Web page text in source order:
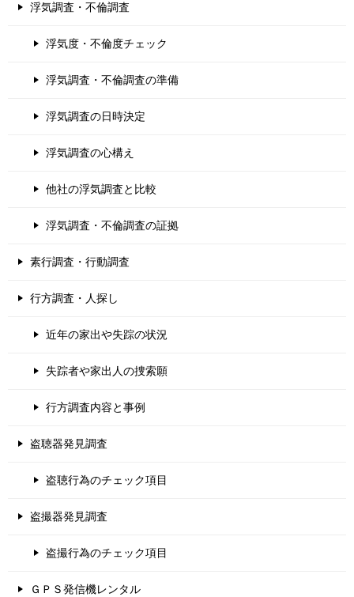
浮気調査・不倫調査
浮気度・不倫度チェック
浮気調査・不倫調査の準備
浮気調査の日時決定
浮気調査の心構え
他社の浮気調査と比較
浮気調査・不倫調査の証拠
素行調査・行動調査
行方調査・人探し
近年の家出や失踪の状況
失踪者や家出人の捜索願
行方調査内容と事例
盗聴器発見調査
盗聴行為のチェック項目
盗撮器発見調査
盗撮行為のチェック項目
ＧＰＳ発信機レンタル